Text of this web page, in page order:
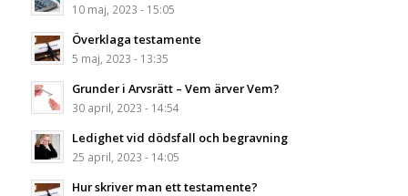
10 maj, 2023 - 15:05
Överklaga testamente
5 maj, 2023 - 13:35
Grunder i Arvsrätt – Vem ärver Vem?
30 april, 2023 - 14:54
Ledighet vid dödsfall och begravning
25 april, 2023 - 14:05
Hur skriver man ett testamente?